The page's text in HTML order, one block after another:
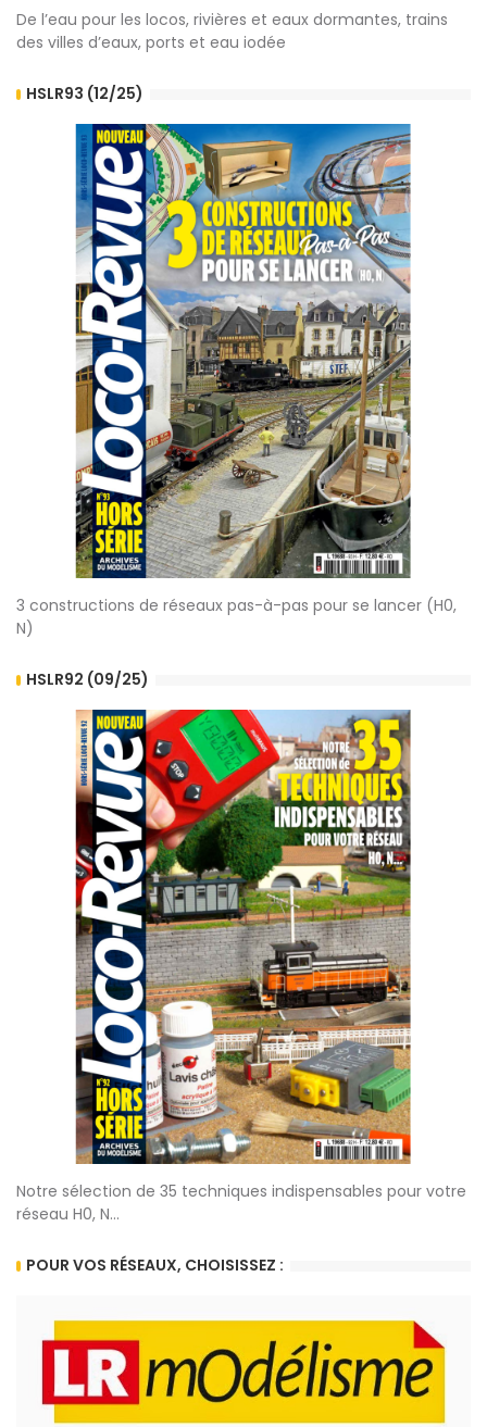
De l’eau pour les locos, rivières et eaux dormantes, trains
des villes d’eaux, ports et eau iodée
HSLR93 (12/25)
3 constructions de réseaux pas-à-pas pour se lancer (H0,
N)
HSLR92 (09/25)
Notre sélection de 35 techniques indispensables pour votre
réseau H0, N...
POUR VOS RÉSEAUX, CHOISISSEZ :